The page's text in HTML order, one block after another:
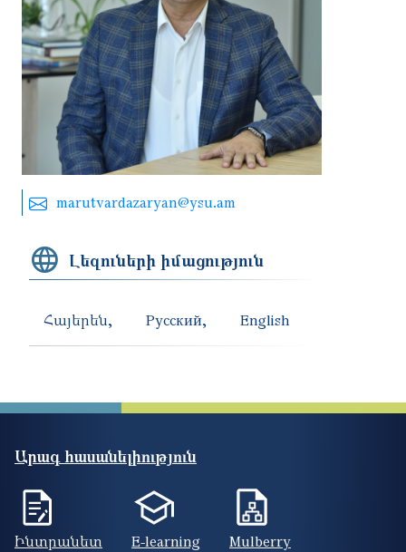
marutvardazaryan@ysu.am
Լեզուների իմացություն
Հայերեն Русский English
Արագ հասանելիություն
Ինտրանետ E-learning Mulberry